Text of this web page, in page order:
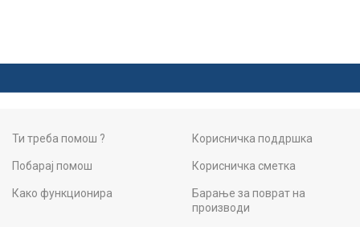
Ти треба помош ?
Побарај помош
Како функционира
Корисничка поддршка
Корисничка сметка
Барање за поврат на
производи